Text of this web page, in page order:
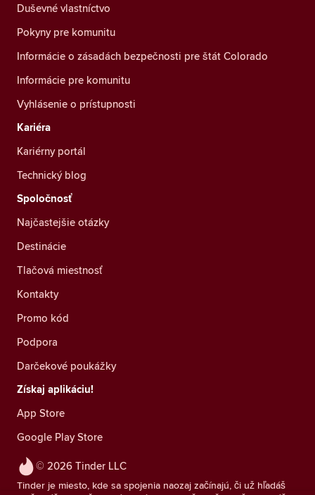
© 2026 Tinder LLC
Tinder je miesto, kde sa spojenia naozaj začínajú, či už hľadáš
Duševné vlastníctvo
Pokyny pre komunitu
Informácie o zásadách bezpečnosti pre štát Colorado
Informácie pre komunitu
Vyhlásenie o prístupnosti
Kariéra
Kariérny portál
Technický blog
Spoločnosť
Najčastejšie otázky
Destinácie
Tlačová miestnosť
Kontakty
Promo kód
Podpora
Darčekové poukážky
Získaj aplikáciu!
App Store
Google Play Store